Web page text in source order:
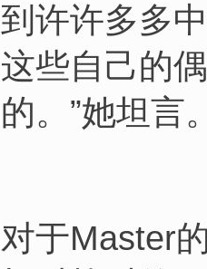
到许许多多
这些自己的
的。”她坦言
对于Master